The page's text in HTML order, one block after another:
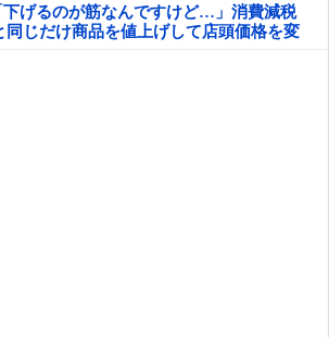
下げるのが筋なんですけど…」消費減税
同じだけ商品を値上げして店頭価格を変